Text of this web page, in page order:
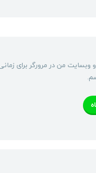
وبسایت من در مرورگر برای